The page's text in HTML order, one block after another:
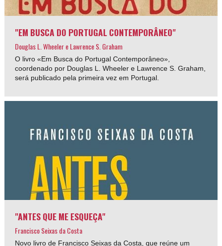
"EM BUSCA DO PORTUGAL CONTEMPORÂNEO"
Douglas L. Wheeler e Lawrence S. Graham
O livro «Em Busca do Portugal Contemporâneo»,
coordenado por Douglas L. Wheeler e Lawrence S. Graham,
será publicado pela primeira vez em Portugal.
"ANTES QUE ME ESQUEÇA"
Francisco Seixas da Costa
Novo livro de Francisco Seixas da Costa, que reúne um